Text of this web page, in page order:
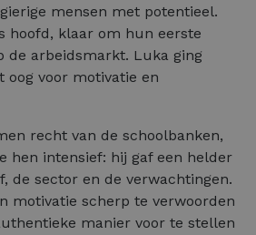
mensen met potentieel.
hoofd, klaar om hun eerste
de arbeidsmarkt. Luka ging
oog voor motivatie en
recht van de schoolbanken,
hen intensief: hij gaf een helder
de sector en de verwachtingen.
motivatie scherp te verwoorden
manier voor te stellen